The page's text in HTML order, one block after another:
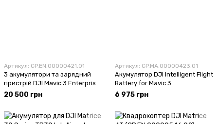
Артикул: CP.EN.00000421.01
3 акумулятори та зарядний
пристрій DJI Mavic 3 Enterprise
Series Battery Kit
(CP.EN.00000421.01)
20 500 грн
Артикул: CP.MA.00000423.01
Акумулятор DJI Intelligent Flight
Battery for Mavic 3
(CP.MA.00000423.01)
6 975 грн